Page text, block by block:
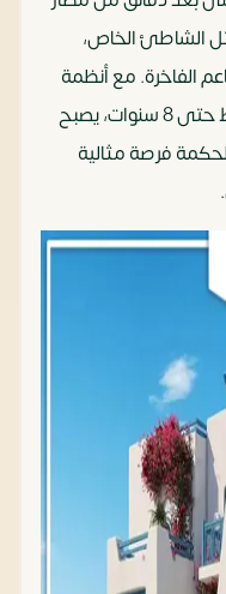
الشاطئ الخاص،
الفاخرة. مع أنظمة
سداد مرنة تبدأ بمقدم 10% وتقسيط حتى 8 سنوات، يصبح
فرصة مثالية